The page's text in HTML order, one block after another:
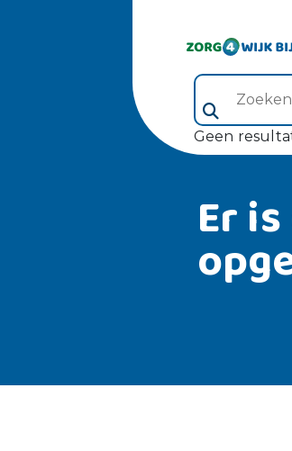
Zoeken (veld
Geen
Er